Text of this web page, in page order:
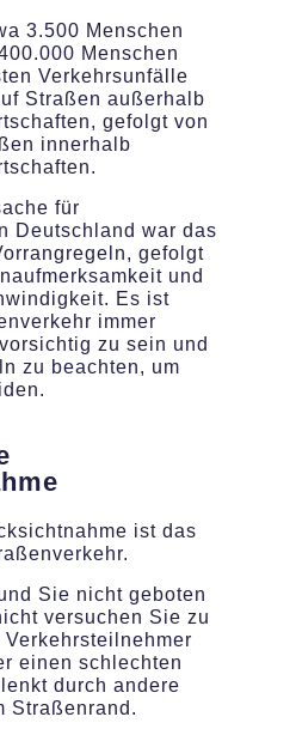
3.500 Menschen
Menschen
Verkehrsunfälle
Straßen außerhalb
gefolgt von
innerhalb
für
Deutschland war das
gefolgt
und
Es ist
immer
zu sein und
zu beachten, um
ist das
Sie nicht geboten
versuchen Sie zu
einen schlechten
durch andere
Straßenrand.